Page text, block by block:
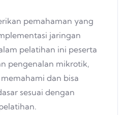
pemahaman yang
jaringan
pelatihan ini peserta
pengenalan mikrotik,
dan bisa
sesuai dengan